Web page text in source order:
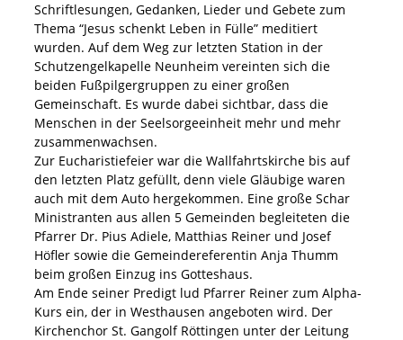
Schriftlesungen, Gedanken, Lieder und Gebete zum
Thema “Jesus schenkt Leben in Fülle” meditiert
wurden. Auf dem Weg zur letzten Station in der
Schutzengelkapelle Neunheim vereinten sich die
beiden Fußpilgergruppen zu einer großen
Gemeinschaft. Es wurde dabei sichtbar, dass die
Menschen in der Seelsorgeeinheit mehr und mehr
zusammenwachsen.
Zur Eucharistiefeier war die Wallfahrtskirche bis auf
den letzten Platz gefüllt, denn viele Gläubige waren
auch mit dem Auto hergekommen. Eine große Schar
Ministranten aus allen 5 Gemeinden begleiteten die
Pfarrer Dr. Pius Adiele, Matthias Reiner und Josef
Höfler sowie die Gemeindereferentin Anja Thumm
beim großen Einzug ins Gotteshaus.
Am Ende seiner Predigt lud Pfarrer Reiner zum Alpha-
Kurs ein, der in Westhausen angeboten wird. Der
Kirchenchor St. Gangolf Röttingen unter der Leitung